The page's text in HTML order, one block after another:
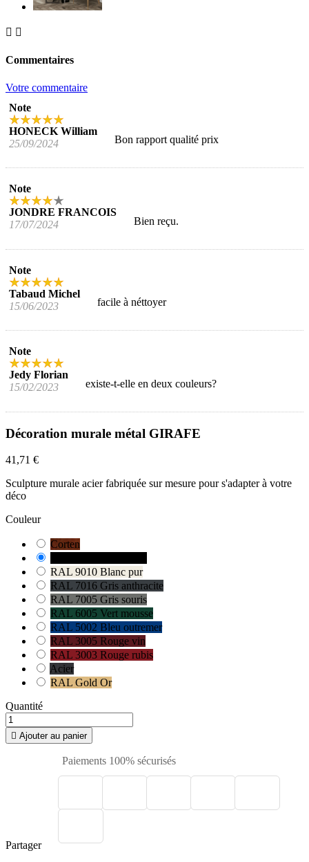
 
Commentaires
Votre commentaire
Note
HONECK William
25/09/2024
Bon rapport qualité prix
Note
JONDRE FRANCOIS
17/07/2024
Bien reçu.
Note
Tabaud Michel
15/06/2023
facile à néttoyer
Note
Jedy Florian
15/02/2023
existe-t-elle en deux couleurs?
Décoration murale métal GIRAFE
41,71 €
Sculpture murale acier fabriquée sur mesure pour s'adapter à votre
déco
Couleur
Corten
RAL 9010 Blanc pur
RAL 7016 Gris anthracite
RAL 7005 Gris souris
RAL 6005 Vert mousse
RAL 5002 Bleu outremer
RAL 3005 Rouge vin
RAL 3003 Rouge rubis
Acier
RAL Gold Or
Quantité
 Ajouter au panier
Paiements 100% sécurisés
Partager